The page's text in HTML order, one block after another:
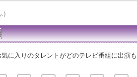
に入りのタレントがどのテレビ番組に出演